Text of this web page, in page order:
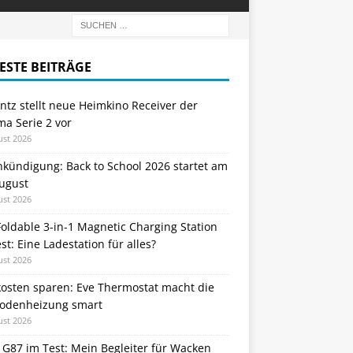
BEITRÄGE
stellt neue Heimkino Receiver der
Serie 2 vor
2026
Back to School 2026 startet am
2026
3-in-1 Magnetic Charging Station
Eine Ladestation für alles?
2026
sparen: Eve Thermostat macht die
smart
2026
im Test: Mein Begleiter für Wacken